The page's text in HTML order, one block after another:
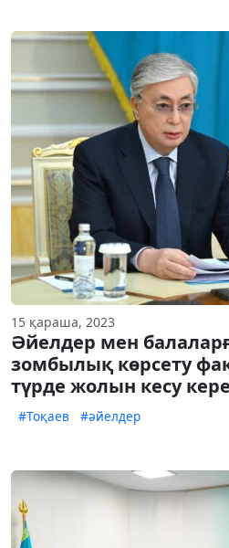
15 қараша, 2023
Әйелдер мен
зомбылық көрсету
түрде жолын кесу
#Тоқаев #әйелдер